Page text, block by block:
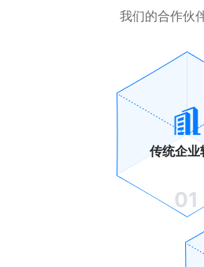
我们的合作伙
传统企业
01